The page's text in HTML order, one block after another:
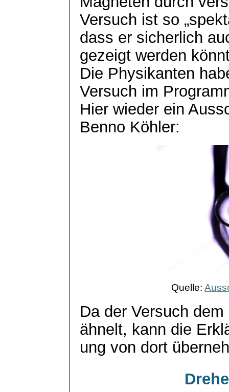
Versuch ist so
dass er sicherlich
gezeigt werden
Die Physikanten
Versuch im
Hier wieder ein
Benno Köhler:
Quelle:
Da der Versuch
ähnelt, kann die
ung von dort